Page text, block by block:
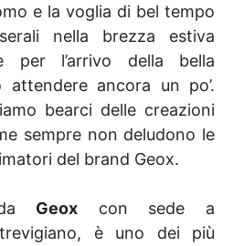
e la voglia di bel tempo
nella brezza estiva
per l’arrivo della bella
attendere ancora un po’.
bearci delle creazioni
sempre non deludono le
del brand Geox.
Geox con sede a
è uno dei più